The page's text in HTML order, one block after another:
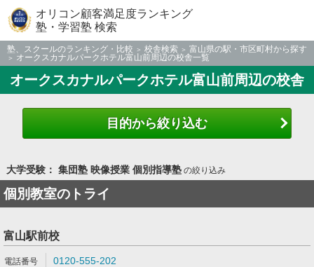
オリコン顧客満足度ランキング
塾・学習塾 検索
塾、スクールのランキング・比較 校舎検索
富山県の駅・市区町村から探す
オークスカナルパークホテル富山前周辺の校舎一覧
オークスカナルパークホテル富山前周辺の校舎
目的から絞り込む
大学受験： 集団塾 映像授業 個別指導塾の絞り込み
個別教室のトライ
富山駅前校
0120-555-202